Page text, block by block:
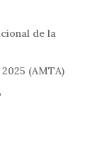
de la
(AMTA)